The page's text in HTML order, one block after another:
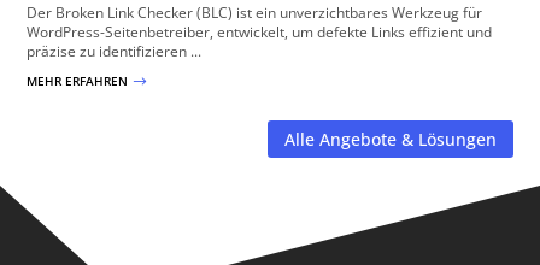
Der Broken Link Checker (BLC) ist ein unverzichtbares Werkzeug für
WordPress-Seitenbetreiber, entwickelt, um defekte Links effizient und
präzise zu identifizieren ...
MEHR ERFAHREN $
Alle Angebote & Lösungen